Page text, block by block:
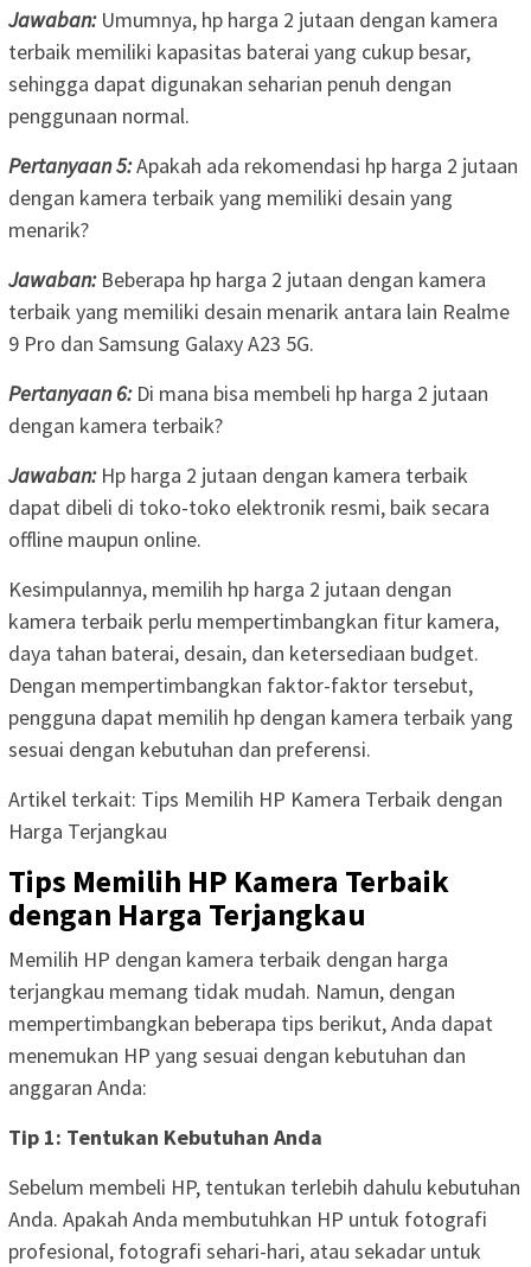
Jawaban:Umumnya, hp harga 2 jutaan dengan kamera
terbaik memiliki kapasitas baterai yang cukup besar,
sehingga dapat digunakan seharian penuh dengan
penggunaan normal.
Pertanyaan 5:Apakah ada rekomendasi hp harga 2 jutaan
dengan kamera terbaik yang memiliki desain yang
menarik?
Jawaban:Beberapa hp harga 2 jutaan dengan kamera
terbaik yang memiliki desain menarik antara lain Realme
9 Pro dan Samsung Galaxy A23 5G.
Pertanyaan 6:Di mana bisa membeli hp harga 2 jutaan
dengan kamera terbaik?
Jawaban:Hp harga 2 jutaan dengan kamera terbaik
dapat dibeli di toko-toko elektronik resmi, baik secara
offline maupun online.
Kesimpulannya, memilih hp harga 2 jutaan dengan
kamera terbaik perlu mempertimbangkan fitur kamera,
daya tahan baterai, desain, dan ketersediaan budget.
Dengan mempertimbangkan faktor-faktor tersebut,
pengguna dapat memilih hp dengan kamera terbaik yang
sesuai dengan kebutuhan dan preferensi.
Artikel terkait: Tips Memilih HP Kamera Terbaik dengan
Harga Terjangkau
Tips Memilih HP Kamera Terbaik
dengan Harga Terjangkau
Memilih HP dengan kamera terbaik dengan harga
terjangkau memang tidak mudah. Namun, dengan
mempertimbangkan beberapa tips berikut, Anda dapat
menemukan HP yang sesuai dengan kebutuhan dan
anggaran Anda:
Tip 1: Tentukan Kebutuhan Anda
Sebelum membeli HP, tentukan terlebih dahulu kebutuhan
Anda. Apakah Anda membutuhkan HP untuk fotografi
profesional, fotografi sehari-hari, atau sekadar untuk